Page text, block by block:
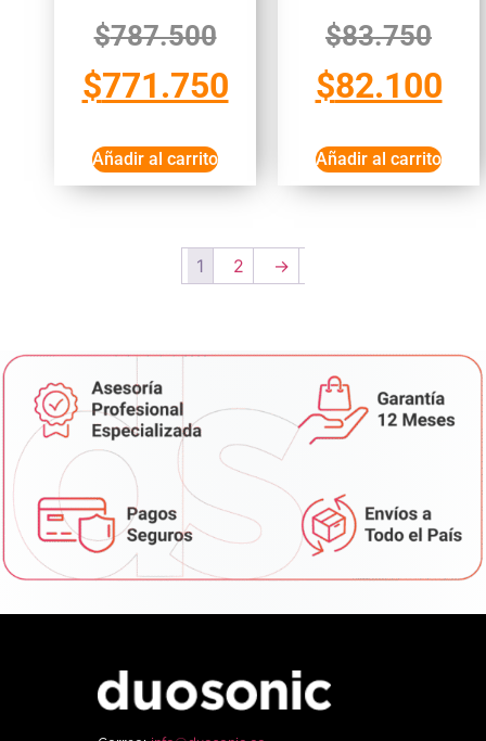
$787.500
$771.750
Añadir al carrito
$83.750
$82.100
Añadir al carrito
1 2 →